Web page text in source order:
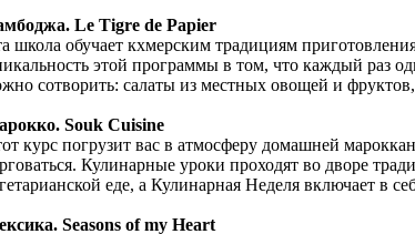
Le Tigre de Papier
школа обучает кхмерским традициям
этой программы в том, что каждый раз
сотворить: салаты из местных овощей и
Souk Cuisine
курс погрузит вас в атмосферу домашней
Кулинарные уроки проходят во дворе
еде, а Кулинарная Неделя включает в
Seasons of my Heart